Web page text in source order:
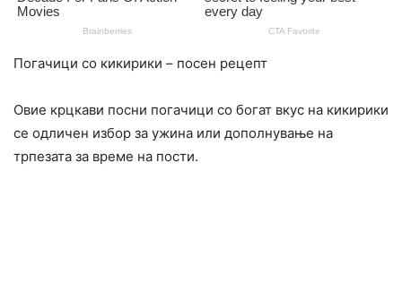
Погачици со кикирики – посен рецепт
Овие крцкави посни погачици со богат вкус на кикирики
се одличен избор за ужина или дополнување на
трпезата за време на пости.